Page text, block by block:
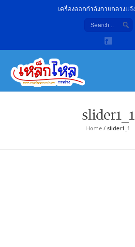
เครื่องออกกำลังกายกลางแจ้
slider1_1
Home / slider1_1